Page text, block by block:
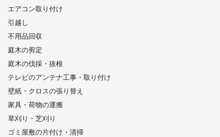
エアコン取り付け
引越し
不用品回収
庭木の剪定
庭木の伐採・抜根
テレビのアンテナ工事・取り付け
壁紙・クロスの張り替え
家具・荷物の運搬
草刈り・芝刈り
ゴミ屋敷の片付け・清掃